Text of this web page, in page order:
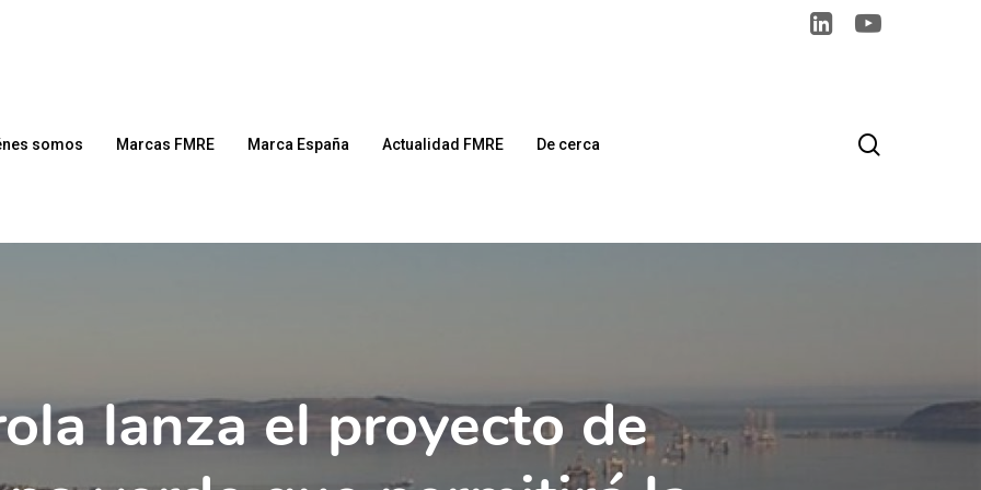
somos Marcas FMRE Marca España Actualidad FMRE De cerca
lanza el proyecto de